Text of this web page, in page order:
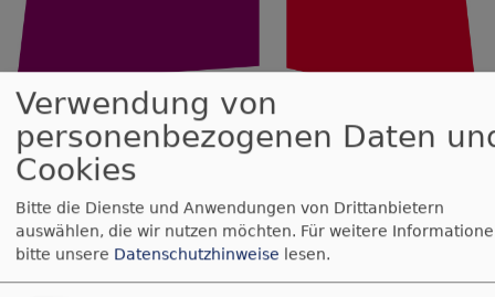
Kirchengemeinde Vohburg
Evangelisch in Vohburg | Geisenfeld | Münchsmünster | Ernsgaden |
Pförring | Schwaig
Hauptnavigation
Verwendung von
personenbezogenen Daten
Cookies
Bitte die Dienste und Anwendungen von Drittanbietern
auswählen, die wir nutzen möchten. Für weitere
bitte unsere Datenschutzhinweise lesen.